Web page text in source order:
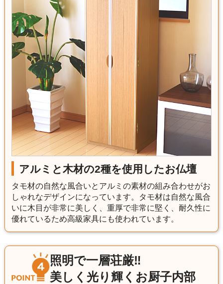
アルミと木材の2種を使用したお仏壇
タモ材の自然な風合いとアルミの素材の組み合わせがお
しゃれなデザインになっています。タモ材は自然な風合
いに木目が非常に美しく、重厚で非常に堅く、耐久性に
優れているため高級家具にも使われています。
照明で一層荘厳‼
美しく光り輝くお厨子内部